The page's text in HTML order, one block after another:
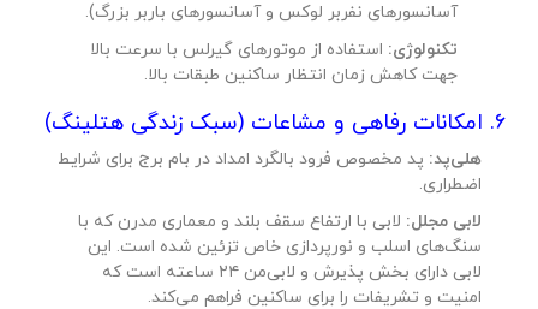
آسانسورهای نفربر لوکس و آسانسورهای باربر بزرگ).
تکنولوژی:استفاده از موتورهای گیرلس با سرعت بالا
جهت کاهش زمان انتظار ساکنین طبقات بالا.
هلی‌پد:پد مخصوص فرود بالگرد امداد در بام برج برای شرایط
اضطراری.
لابی مجلل:لابی با ارتفاع سقف بلند و معماری مدرن که با
سنگ‌های اسلب و نورپردازی خاص تزئین شده است. این
لابی دارای بخش پذیرش و لابی‌من ۲۴ ساعته است که
امنیت و تشریفات را برای ساکنین فراهم می‌کند.